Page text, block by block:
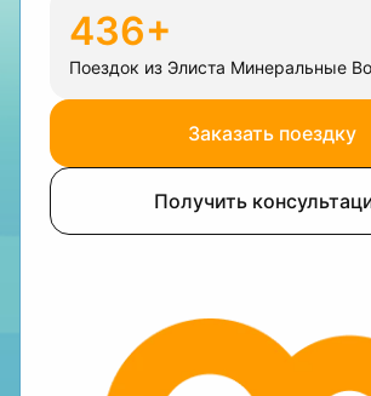
436+
Поездок из Элиста Минеральные
Заказать поездку
Получить